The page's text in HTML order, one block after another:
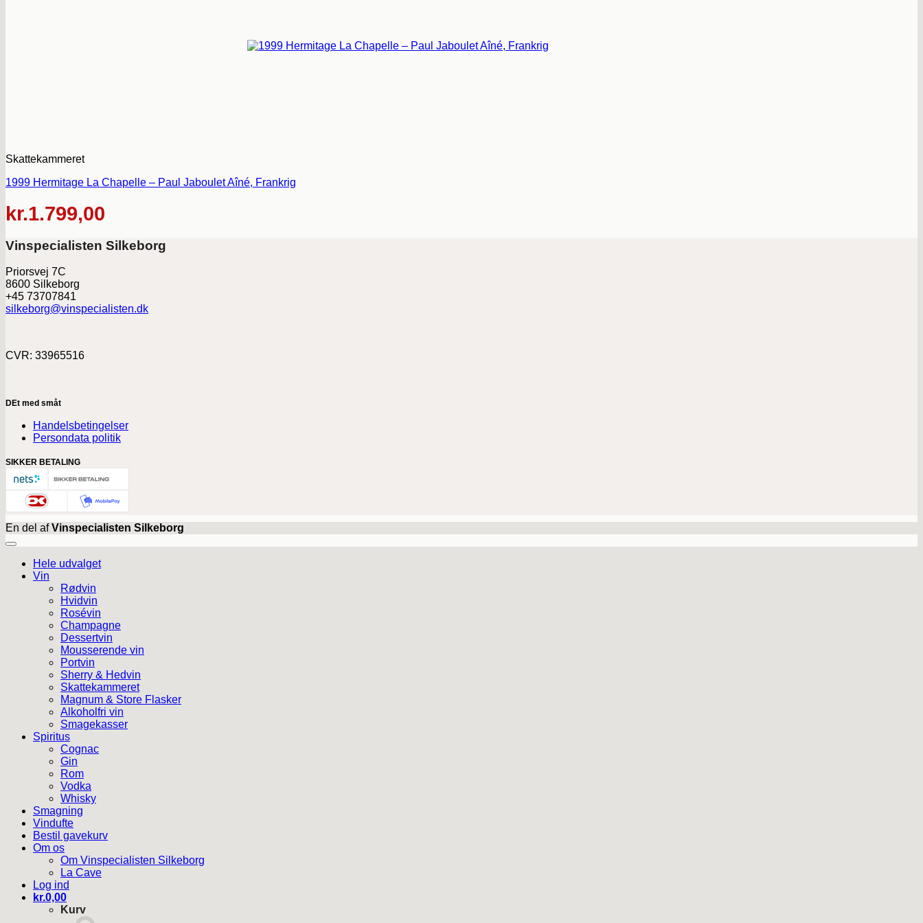
Skattekammeret
1999 Hermitage La Chapelle – Paul Jaboulet Aîné, Frankrig
kr.1.799,00
Vinspecialisten Silkeborg
Priorsvej 7C
8600 Silkeborg
+45 73707841
silkeborg@vinspecialisten.dk
CVR: 33965516
DEt med småt
Handelsbetingelser
Persondata politik
SIKKER BETALING
En del afVinspecialisten Silkeborg
Hele udvalget
Vin
Rødvin
Hvidvin
Rosévin
Champagne
Dessertvin
Mousserende vin
Portvin
Sherry & Hedvin
Skattekammeret
Magnum & Store Flasker
Alkoholfri vin
Smagekasser
Spiritus
Cognac
Gin
Rom
Vodka
Whisky
Smagning
Vindufte
Bestil gavekurv
Om os
Om Vinspecialisten Silkeborg
La Cave
Log ind
kr.0,00
Kurv